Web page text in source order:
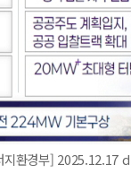
지환경부]